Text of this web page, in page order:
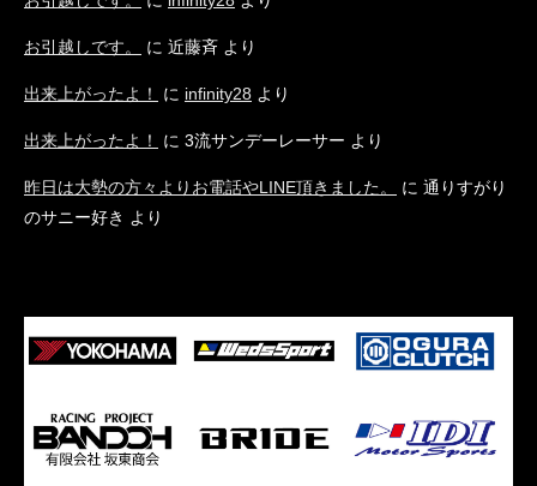
お引越しです。 に 近藤斉 より
出来上がったよ！ に infinity28 より
出来上がったよ！ に 3流サンデーレーサー より
昨日は大勢の方々よりお電話やLINE頂きました。 に 通りすがり
のサニー好き より